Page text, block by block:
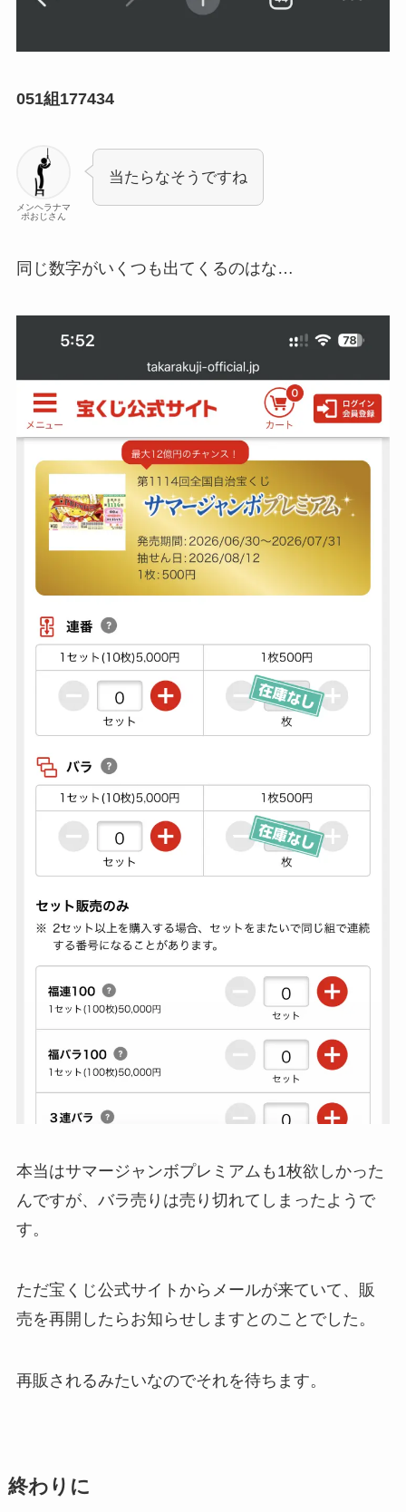
051組177434
メンヘラナマ
ポおじさん
当たらなそうですね
同じ数字がいくつも出てくるのはな…
本当はサマージャンボプレミアムも1枚欲しかった
んですが、バラ売りは売り切れてしまったようで
す。
ただ宝くじ公式サイトからメールが来ていて、販
売を再開したらお知らせしますとのことでした。
再販されるみたいなのでそれを待ちます。
終わりに